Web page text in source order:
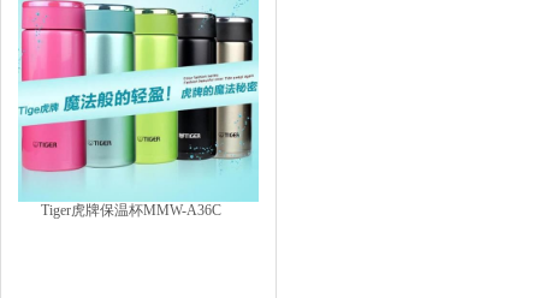
Tiger虎牌保温杯MMW-A36C